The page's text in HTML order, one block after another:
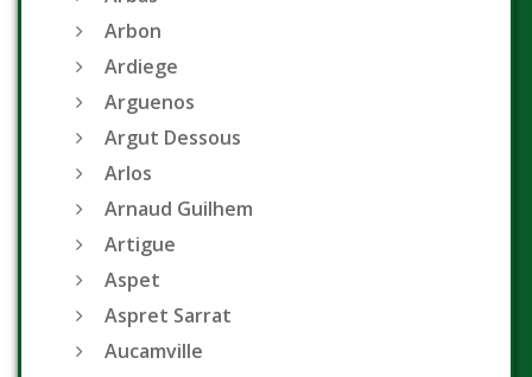
Arbon
Ardiege
Arguenos
Argut Dessous
Arlos
Arnaud Guilhem
Artigue
Aspet
Aspret Sarrat
Aucamville